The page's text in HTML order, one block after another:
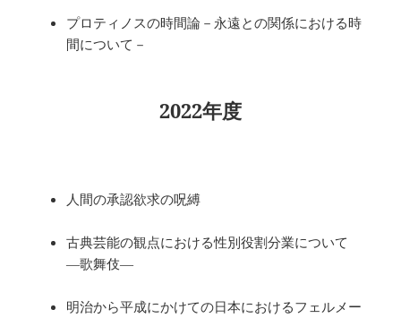
プロティノスの時間論－永遠との関係における時
間について－
2022年度
人間の承認欲求の呪縛
古典芸能の観点における性別役割分業について
―歌舞伎―
明治から平成にかけての日本におけるフェルメー